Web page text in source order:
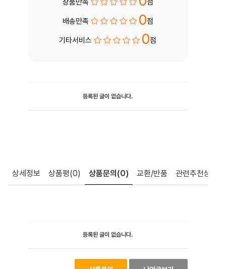
상품만족 점
배송만족 0점
기타서비스 0점
등록된 글이 없습니다.
상세정보 상품평(0) 상품문의 (0) 교환/반품 관련추천상품
등록된 글이 없습니다.